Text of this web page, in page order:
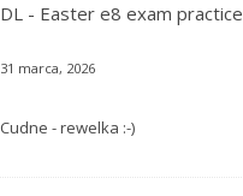
DL- Easter e8 exam practice
31 marca, 2026
Cudne - rewelka :-)